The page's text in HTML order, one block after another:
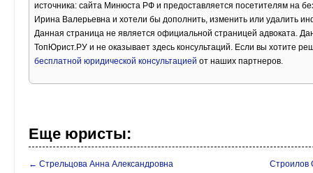
источника: сайта Минюста РФ и предоставляется посетителям на
Ирина Валерьевна и хотели бы дополнить, изменить или удалить
Данная страница не является официальной страницей адвоката.
ТопЮрист.РУ и не оказывает здесь консультаций. Если вы хотите
бесплатной юридической консультацией от наших партнеров.
Еще юристы:
← Стрельцова Анна Александровна Строилов